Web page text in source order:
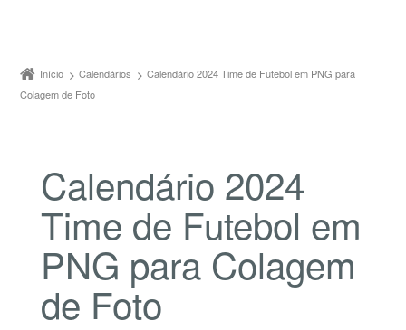
Início Calendários
Calendário 2024 Time de Futebol em PNG para
Colagem de Foto
Calendário 2024
Time de Futebol em
PNG para Colagem
de Foto